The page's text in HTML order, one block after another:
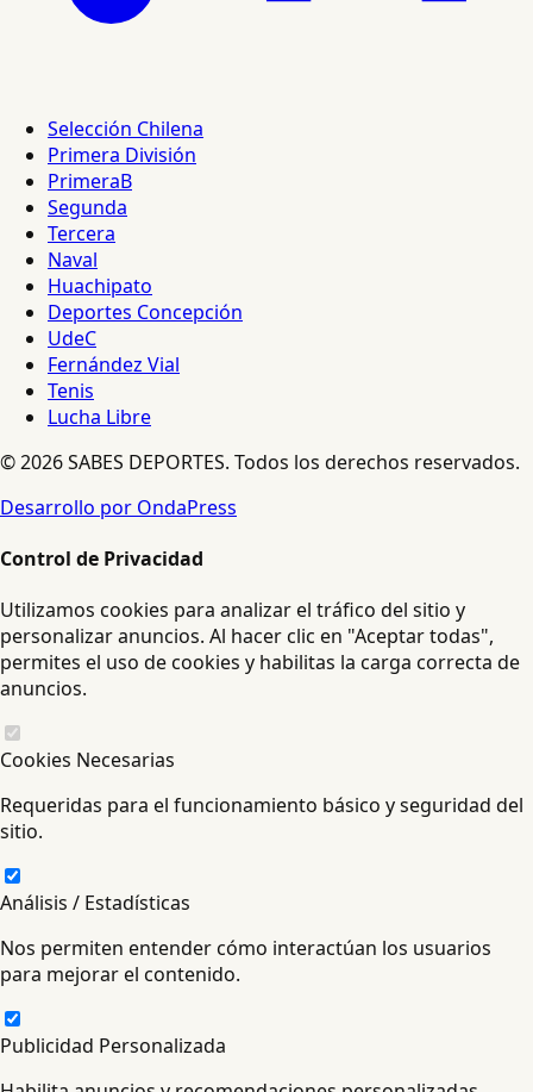
Selección Chilena
Primera División
PrimeraB
Segunda
Tercera
Naval
Huachipato
Deportes Concepción
UdeC
Fernández Vial
Tenis
Lucha Libre
© 2026 SABES DEPORTES. Todos los derechos reservados.
Desarrollo por OndaPress
Control de Privacidad
Utilizamos cookies para analizar el tráfico del sitio y
personalizar anuncios. Al hacer clic en "Aceptar todas",
permites el uso de cookies y habilitas la carga correcta de
anuncios.
Cookies Necesarias
Requeridas para el funcionamiento básico y seguridad del
sitio.
Análisis / Estadísticas
Nos permiten entender cómo interactúan los usuarios
para mejorar el contenido.
Publicidad Personalizada